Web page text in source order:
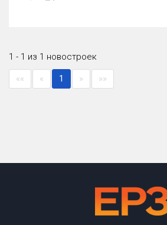
Вид объекта
Кол-во комнат
с продажами
1 - 1 из 1 новостроек
«« « 1 » »»